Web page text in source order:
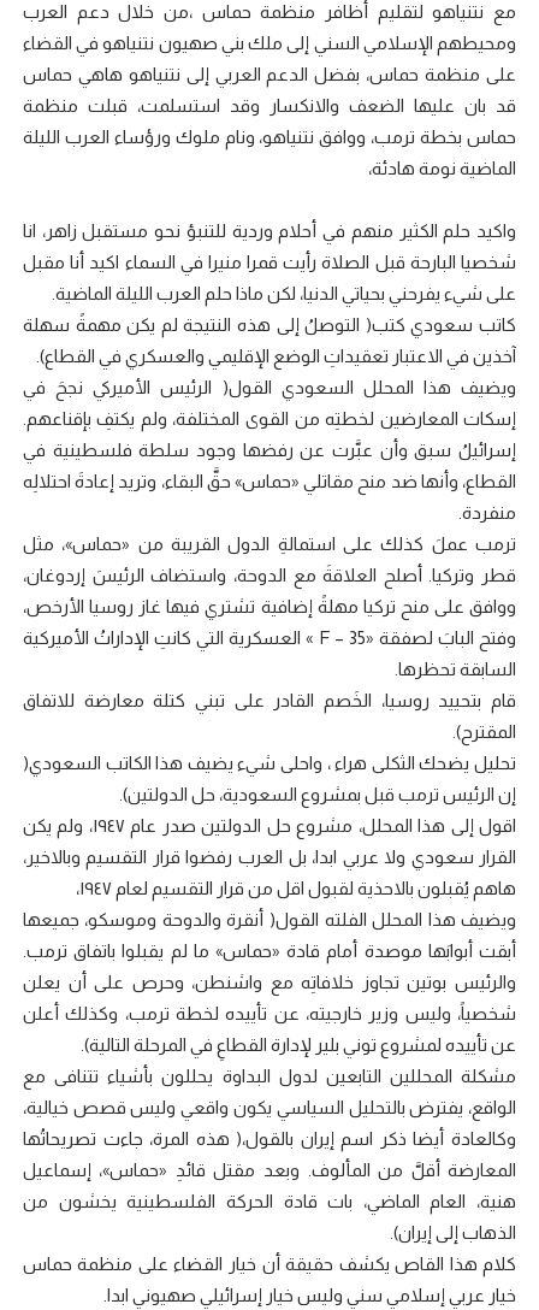
مع نتنياهو لتقليم أظافر منظمة حماس ،من خلال دعم العرب
ومحيطهم الإسلامي السني إلى ملك بني صهيون نتنياهو في القضاء
على منظمة حماس، بفضل الدعم العربي إلى نتنياهو هاهي حماس
قد بان عليها الضعف والانكسار وقد استسلمت، قبلت منظمة
حماس بخطة ترمب، ووافق نتنياهو، ونام ملوك ورؤساء العرب الليلة
الماضية نومة هادئة،
واكيد حلم الكثير منهم في أحلام وردية للتنبؤ نحو مستقبل زاهر، انا
شخصيا البارحة قبل الصلاة رأيت قمرا منيرا في السماء اكيد أنا مقبل
على شيء يفرحني بحياتي الدنيا، لكن ماذا حلم العرب الليلة الماضية.
كاتب سعودي كتب( التوصلُ إلى هذه النتيجة لم يكن مهمةً سهلة
آخذين في الاعتبار تعقيداتِ الوضع الإقليمي والعسكري في القطاع).
ويضيف هذا المحلل السعودي القول( الرئيس الأميركي نجحَ في
إسكات المعارضين لخطتِه من القوى المختلفة، ولم يكتفِ بإقناعهم.
إسرائيلُ سبق وأن عبَّرت عن رفضها وجود سلطة فلسطينية في
القطاع، وأنها ضد منح مقاتلي «حماس» حقَّ البقاء، وتريد إعادةَ احتلالِه
منفردة.
ترمب عملَ كذلك على استمالةِ الدول القريبة من «حماس»، مثل
قطر وتركيا. أصلح العلاقةَ مع الدوحة، واستضاف الرئيسَ إردوغان،
ووافق على منح تركيا مهلةً إضافية تشتري فيها غاز روسيا الأرخص،
وفتح البابَ لصفقة «F – 35 » العسكرية التي كانتِ الإداراتُ الأميركية
السابقة تحظرها.
قام بتحييد روسيا، الخَصم القادر على تبني كتلة معارضة للاتفاق
المقترح).
تحليل يضحك الثكلى هراء ، واحلى شيء يضيف هذا الكاتب السعودي(
إن الرئيس ترمب قبل بمشروع السعودية، حل الدولتين).
اقول إلى هذا المحلل، مشروع حل الدولتين صدر عام ١٩٤٧، ولم يكن
القرار سعودي ولا عربي ابدا، بل العرب رفضوا قرار التقسيم وبالاخير،
هاهم يُقبلون بالاحذية لقبول اقل من قرار التقسيم لعام ١٩٤٧،
ويضيف هذا المحلل الفلته القول( أنقرة والدوحة وموسكو، جميعها
أبقت أبوابَها موصدة أمام قادة «حماس» ما لم يقبلوا باتفاق ترمب.
والرئيس بوتين تجاوز خلافاتِه مع واشنطن، وحرص على أن يعلن
شخصياً، وليس وزير خارجيته، عن تأييده لخطة ترمب، وكذلك أعلن
عن تأييده لمشروع توني بلير لإدارة القطاعِ في المرحلة التالية).
مشكلة المحللين التابعين لدول البداوة يحللون بأشياء تتنافى مع
الواقع، يفترض بالتحليل السياسي يكون واقعي وليس قصص خيالية،
وكالعادة أيضا ذكر اسم إيران بالقول،( هذه المرة، جاءت تصريحاتُها
المعارضة أقلَّ من المألوف. وبعد مقتل قائدِ «حماس»، إسماعيل
هنية، العام الماضي، بات قادة الحركة الفلسطينية يخشون من
الذهاب إلى إيران).
كلام هذا القاص يكشف حقيقة أن خيار القضاء على منظمة حماس
خيار عربي إسلامي سني وليس خيار إسرائيلي صهيوني ابدا.